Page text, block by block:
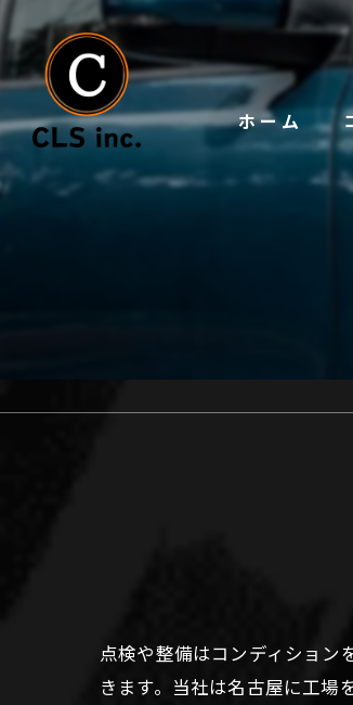
ホーム
点検や整備はコンディション
きます。当社は名古屋に工場